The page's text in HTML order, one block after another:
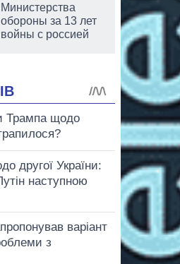
Министерства
обороны за 13 лет
войны с россией